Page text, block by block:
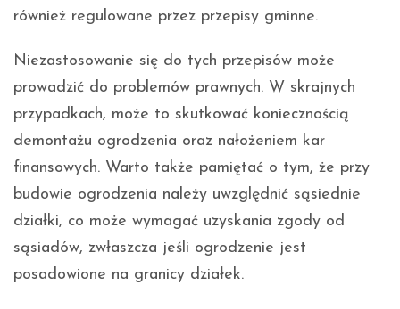
również regulowane przez przepisy gminne.
Niezastosowanie się do tych przepisów może
prowadzić do problemów prawnych. W skrajnych
przypadkach, może to skutkować koniecznością
demontażu ogrodzenia oraz nałożeniem kar
finansowych. Warto także pamiętać o tym, że przy
budowie ogrodzenia należy uwzględnić sąsiednie
działki, co może wymagać uzyskania zgody od
sąsiadów, zwłaszcza jeśli ogrodzenie jest
posadowione na granicy działek.